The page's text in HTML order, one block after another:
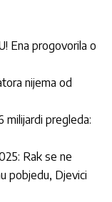
Ena progovorila o
nijema od
milijardi pregleda:
Rak se ne
pobjedu, Djevici